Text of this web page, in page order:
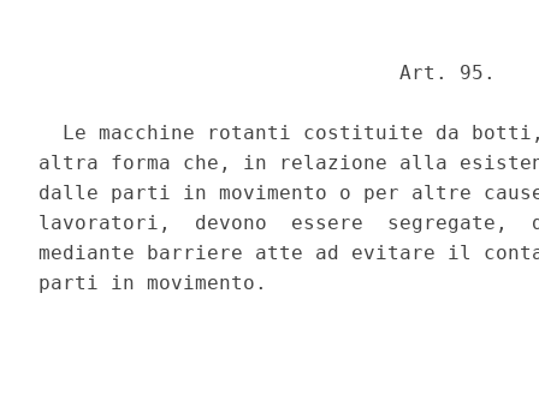
                              Art. 95.
Le macchine rotanti costituite da
altra forma che, in relazione alla
dalle parti in movimento o per altre
lavoratori,  devono  essere  segregate,
mediante barriere atte ad evitare il